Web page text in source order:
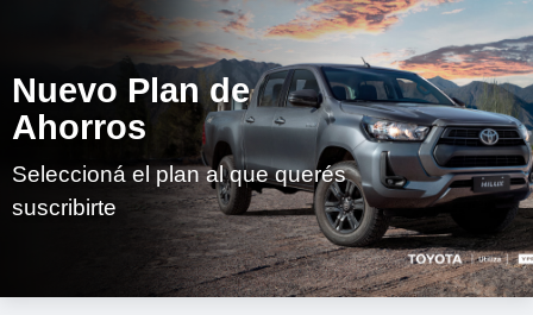
Nuevo Plan de
Ahorros
Seleccioná el plan al que querés
suscribirte